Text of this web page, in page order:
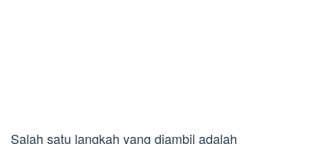
Salah satu langkah yang diambil adalah